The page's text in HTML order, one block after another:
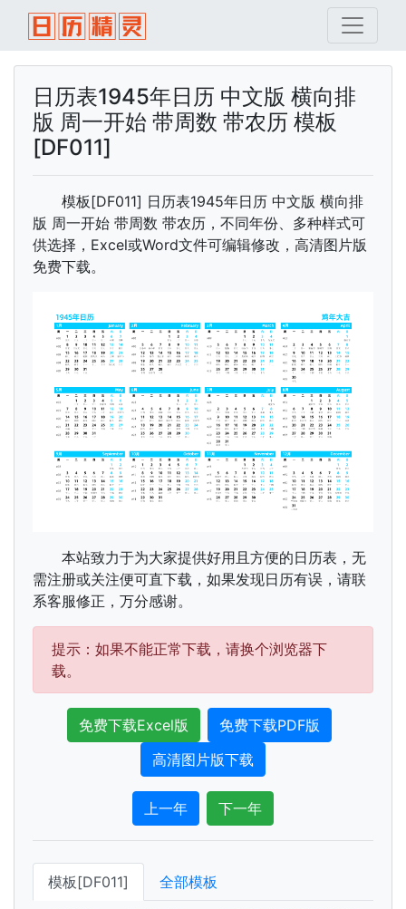
日历表1945年日历 中文版 横向排
版 周一开始 带周数 带农历 模板
[DF011]
模板[DF011] 日历表1945年日历 中文版 横向排
版 周一开始 带周数 带农历，不同年份、多种样式可
供选择，Excel或Word文件可编辑修改，高清图片版
免费下载。
本站致力于为大家提供好用且方便的日历表，无
需注册或关注便可直下载，如果发现日历有误，请联
系客服修正，万分感谢。
提示：如果不能正常下载，请换个浏览器下
载。
免费下载Excel版
免费下载PDF版
高清图片版下载
上一年 下一年
模板[DF011] 全部模板